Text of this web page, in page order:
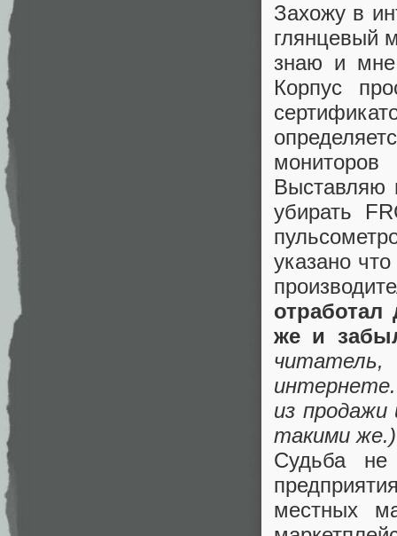
Захожу в
глянцевый
знаю и мне
Корпус
Выставляю
убирать
указано
отработал
же и
из
такими же.)
Судьба не
местных